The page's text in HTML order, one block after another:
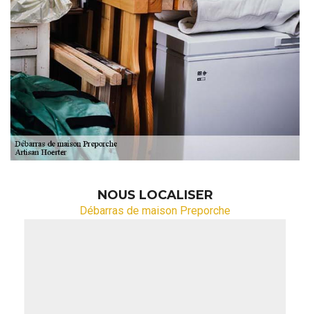
NOUS LOCALISER
Débarras de maison Preporche